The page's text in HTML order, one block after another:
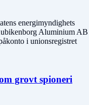
energimyndighets
Aluminium AB
i unionsregistret
grovt spioneri